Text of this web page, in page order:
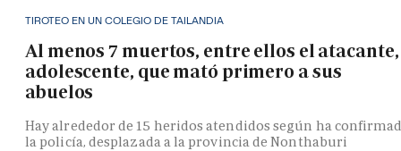
TIROTEO EN UN COLEGIO DE TAILANDIA
Al menos 7 muertos, entre ellos el atacante,
adolescente, que mató primero a sus
abuelos
Hay alrededor de 15 heridos atendidos según ha
la policía, desplazada a la provincia de Nonthaburi